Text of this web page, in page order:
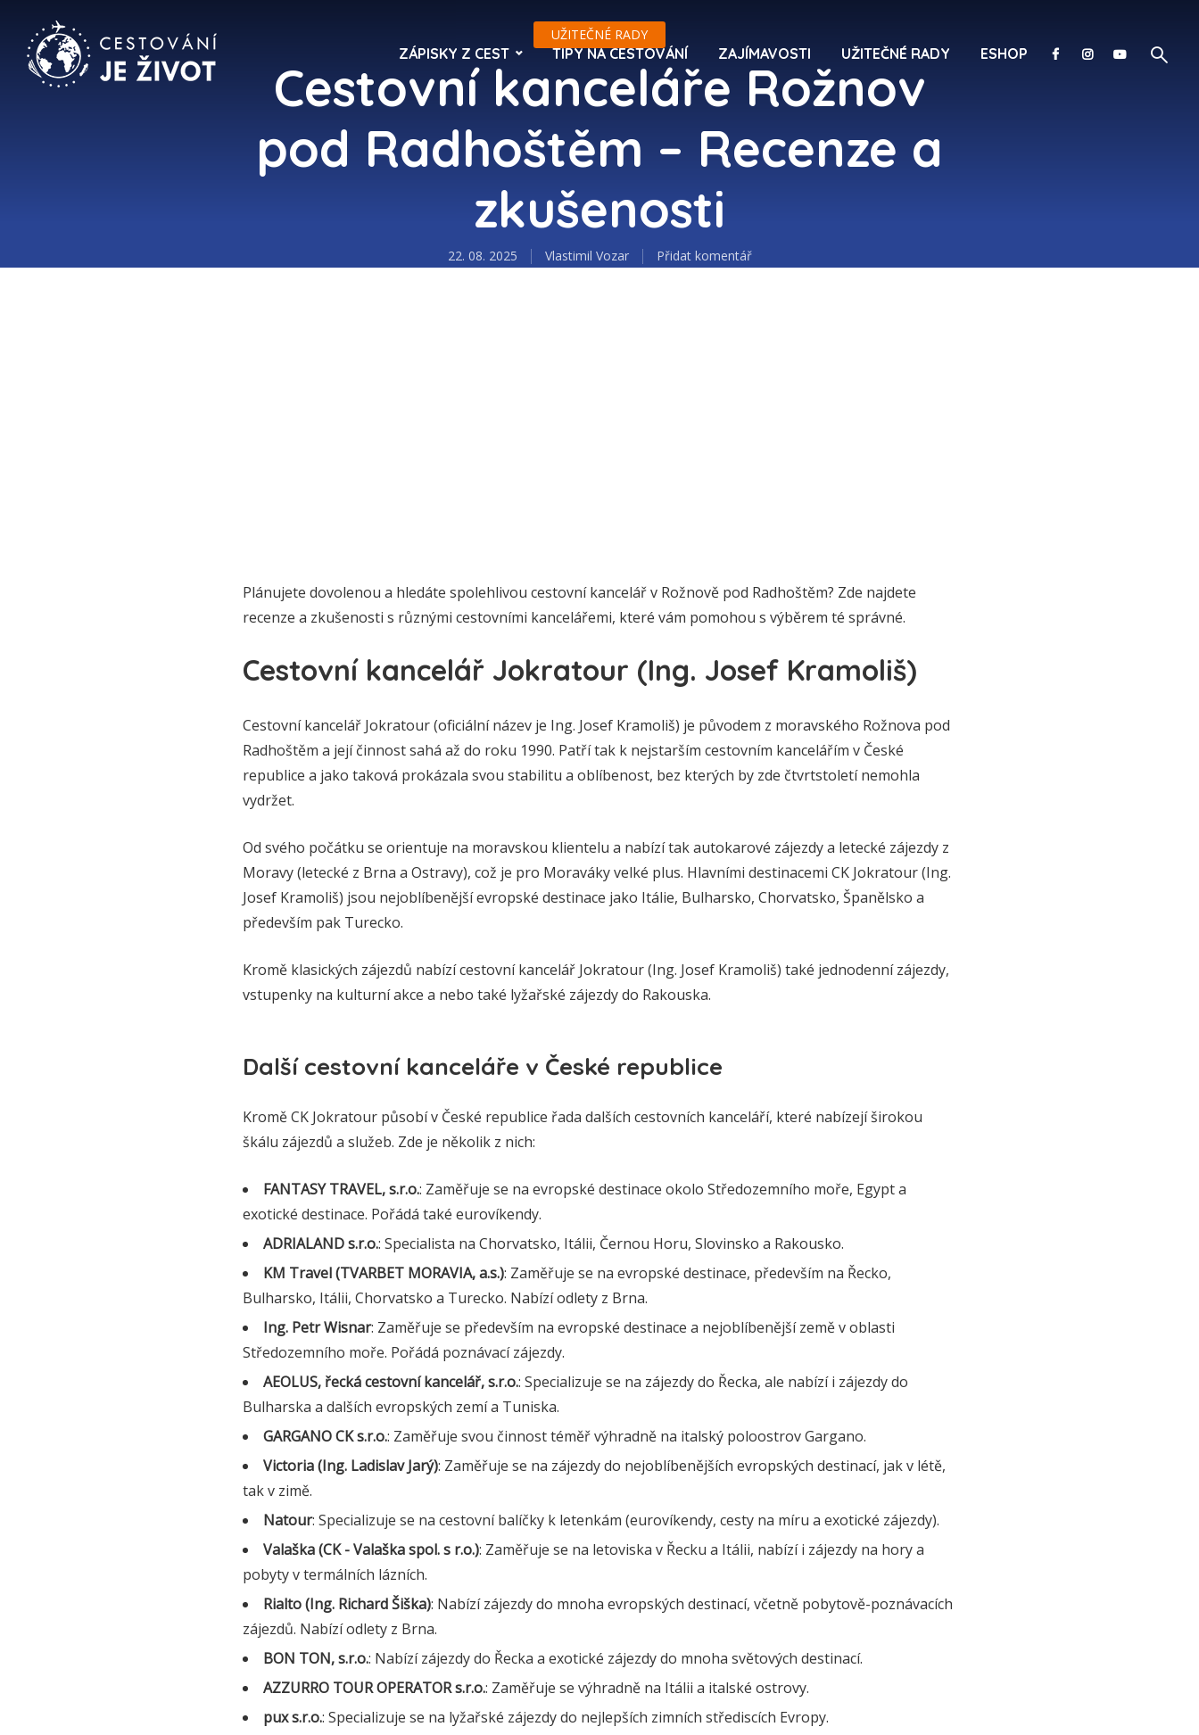
ZÁPISKY Z CEST TIPY NA CESTOVÁNÍ ZAJÍMAVOSTI UŽITEČNÉ RADY ESHOP
UŽITEČNÉ RADY
Cestovní kanceláře Rožnov
pod Radhoštěm – Recenze a
zkušenosti
22. 08. 2025 Vlastimil Vozar Přidat komentář
Plánujete dovolenou a hledáte spolehlivou cestovní kancelář v Rožnově pod Radhoštěm? Zde najdete
recenze a zkušenosti s různými cestovními kancelářemi, které vám pomohou s výběrem té správné.
Cestovní kancelář Jokratour (Ing. Josef Kramoliš)
Cestovní kancelář Jokratour (oficiální název je Ing. Josef Kramoliš) je původem z moravského Rožnova pod
Radhoštěm a její činnost sahá až do roku 1990. Patří tak k nejstarším cestovním kancelářím v České
republice a jako taková prokázala svou stabilitu a oblíbenost, bez kterých by zde čtvrtstoletí nemohla
vydržet.
Od svého počátku se orientuje na moravskou klientelu a nabízí tak autokarové zájezdy a letecké zájezdy z
Moravy (letecké z Brna a Ostravy), což je pro Moraváky velké plus. Hlavními destinacemi CK Jokratour (Ing.
Josef Kramoliš) jsou nejoblíbenější evropské destinace jako Itálie, Bulharsko, Chorvatsko, Španělsko a
především pak Turecko.
Kromě klasických zájezdů nabízí cestovní kancelář Jokratour (Ing. Josef Kramoliš) také jednodenní zájezdy,
vstupenky na kulturní akce a nebo také lyžařské zájezdy do Rakouska.
Další cestovní kanceláře v České republice
Kromě CK Jokratour působí v České republice řada dalších cestovních kanceláří, které nabízejí širokou
škálu zájezdů a služeb. Zde je několik z nich:
FANTASY TRAVEL, s.r.o.: Zaměřuje se na evropské destinace okolo Středozemního moře, Egypt a
exotické destinace. Pořádá také eurovíkendy.
ADRIALAND s.r.o.: Specialista na Chorvatsko, Itálii, Černou Horu, Slovinsko a Rakousko.
KM Travel (TVARBET MORAVIA, a.s.): Zaměřuje se na evropské destinace, především na Řecko,
Bulharsko, Itálii, Chorvatsko a Turecko. Nabízí odlety z Brna.
Ing. Petr Wisnar: Zaměřuje se především na evropské destinace a nejoblíbenější země v oblasti
Středozemního moře. Pořádá poznávací zájezdy.
AEOLUS, řecká cestovní kancelář, s.r.o.: Specializuje se na zájezdy do Řecka, ale nabízí i zájezdy do
Bulharska a dalších evropských zemí a Tuniska.
GARGANO CK s.r.o.: Zaměřuje svou činnost téměř výhradně na italský poloostrov Gargano.
Victoria (Ing. Ladislav Jarý): Zaměřuje se na zájezdy do nejoblíbenějších evropských destinací, jak v létě,
tak v zimě.
Natour: Specializuje se na cestovní balíčky k letenkám (eurovíkendy, cesty na míru a exotické zájezdy).
Valaška (CK - Valaška spol. s r.o.): Zaměřuje se na letoviska v Řecku a Itálii, nabízí i zájezdy na hory a
pobyty v termálních lázních.
Rialto (Ing. Richard Šiška): Nabízí zájezdy do mnoha evropských destinací, včetně pobytově-poznávacích
zájezdů. Nabízí odlety z Brna.
BON TON, s.r.o.: Nabízí zájezdy do Řecka a exotické zájezdy do mnoha světových destinací.
AZZURRO TOUR OPERATOR s.r.o.: Zaměřuje se výhradně na Itálii a italské ostrovy.
pux s.r.o.: Specializuje se na lyžařské zájezdy do nejlepších zimních střediscích Evropy.